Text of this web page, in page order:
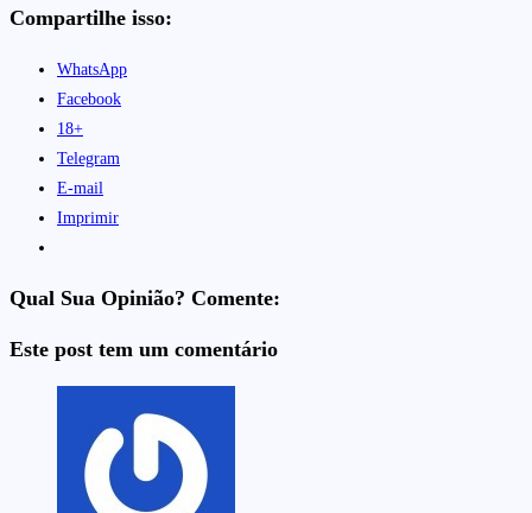
Compartilhe isso:
WhatsApp
Facebook
18+
Telegram
E-mail
Imprimir
Qual Sua Opinião? Comente:
Este post tem um comentário